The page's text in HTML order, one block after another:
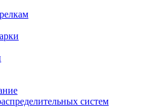
систем